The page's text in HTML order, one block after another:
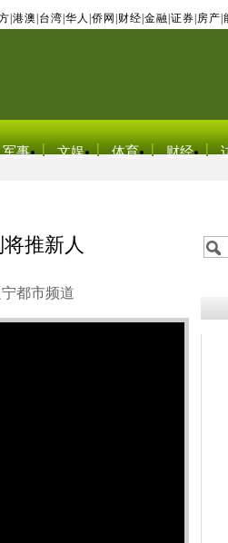
港澳 台湾 华人 侨网 财经 金融 证券 房产
军事 文娱 体育 财经
推新人
都市频道